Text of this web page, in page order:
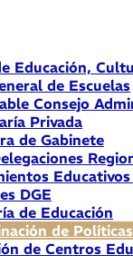
Educación,
de Escuelas
Consejo
Privada
de Gabinete
DGE
de Educación
de
de Centros